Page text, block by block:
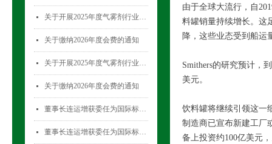
由于全球大流行，自
料罐销量持续增长。这
降，这些业态受到船运
Smithers的研究预计，
美元。
饮料罐将继续引领这一
制造商已宣布新建工厂
备上投资约100亿美元
넷 关于开展2025年度气雾剂行业数据统计工作的通知
넷 关于缴纳2026年度会费的通知
넷 关于开展2025年度气雾剂行业数据统计工作的通知
넷 关于缴纳2026年度会费的通知
넷 董事长连运增获委任为国际标准化组织薄壁金属容器技术委员会(ISO/TC52)主席
넷 董事长连运增获委任为国际标准化组织薄壁金属容器技术委员会(ISO/TC52)主席